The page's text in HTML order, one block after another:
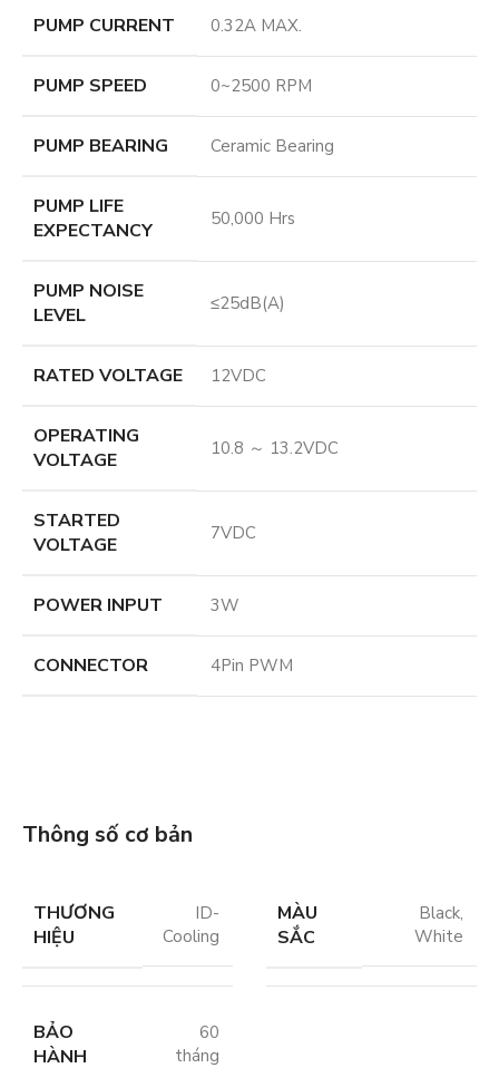
PUMP CURRENT 0.32A MAX.
PUMP SPEED 0~2500 RPM
PUMP BEARING Ceramic Bearing
PUMP LIFE
EXPECTANCY
50,000 Hrs
PUMP NOISE
LEVEL
≤25dB(A)
RATED VOLTAGE 12VDC
OPERATING
VOLTAGE
10.8 ～ 13.2VDC
STARTED
VOLTAGE
7VDC
POWER INPUT 3W
CONNECTOR 4Pin PWM
Thông số cơ bản
THƯƠNG
HIỆU
ID-
Cooling
MÀU
SẮC
Black,
White
BẢO
HÀNH
60
tháng